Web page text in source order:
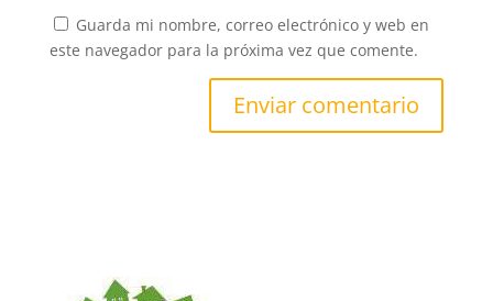
Guarda mi nombre, correo electrónico y web en
este navegador para la próxima vez que comente.